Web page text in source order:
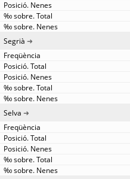
Segrià
Selva